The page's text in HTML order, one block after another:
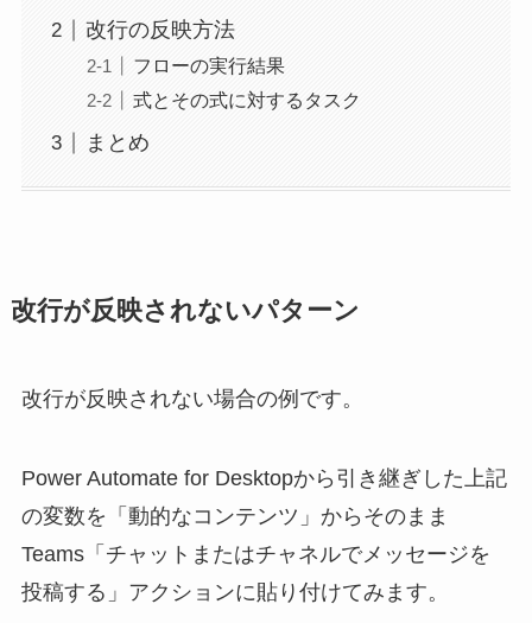
改行の反映方法
フローの実行結果
式とその式に対するタスク
まとめ
改行が反映されないパターン
改行が反映されない場合の例です。
Power Automate for Desktopから引き継ぎした上記
の変数を「動的なコンテンツ」からそのまま
Teams「チャットまたはチャネルでメッセージを
投稿する」アクションに貼り付けてみます。